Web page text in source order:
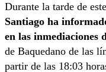
Durante la tarde de
Santiago ha
en las inmediaciones
de Baquedano de las
partir de las 18:03